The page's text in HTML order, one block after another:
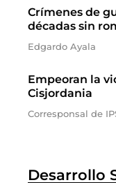
Crímenes de
décadas sin
Edgardo Ayala
Empeoran la
Cisjordania
Corresponsal de
Desarrollo